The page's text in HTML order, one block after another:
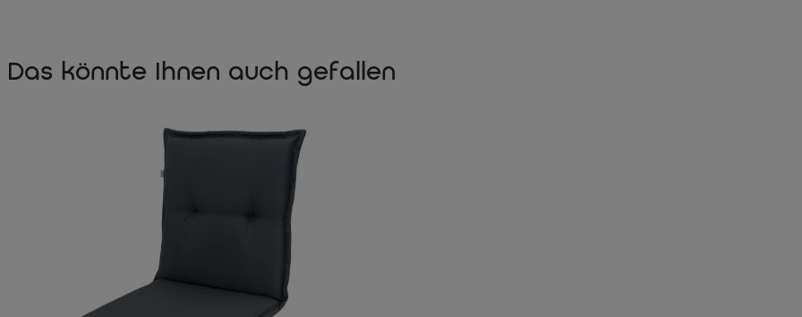
Das könnte Ihnen auch gefallen